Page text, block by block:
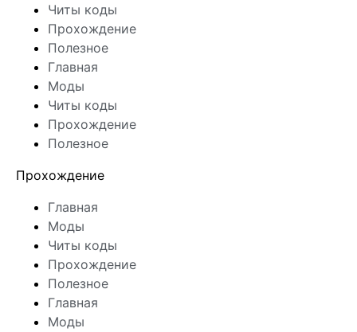
Читы коды
Прохождение
Полезное
Главная
Моды
Читы коды
Прохождение
Полезное
Прохождение
Главная
Моды
Читы коды
Прохождение
Полезное
Главная
Моды